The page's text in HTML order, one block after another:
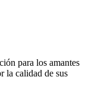
para los amantes
la calidad de sus